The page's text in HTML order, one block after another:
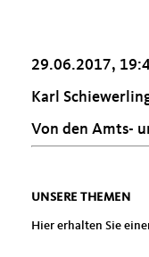
29.06.2017,
Karl
Von den Amts-
UNSERE THEMEN
Hier erhalten Sie